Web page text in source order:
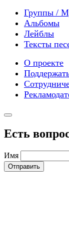
Группы /
Альбомы
Лейблы
Тексты
О проекте
Есть
Имя